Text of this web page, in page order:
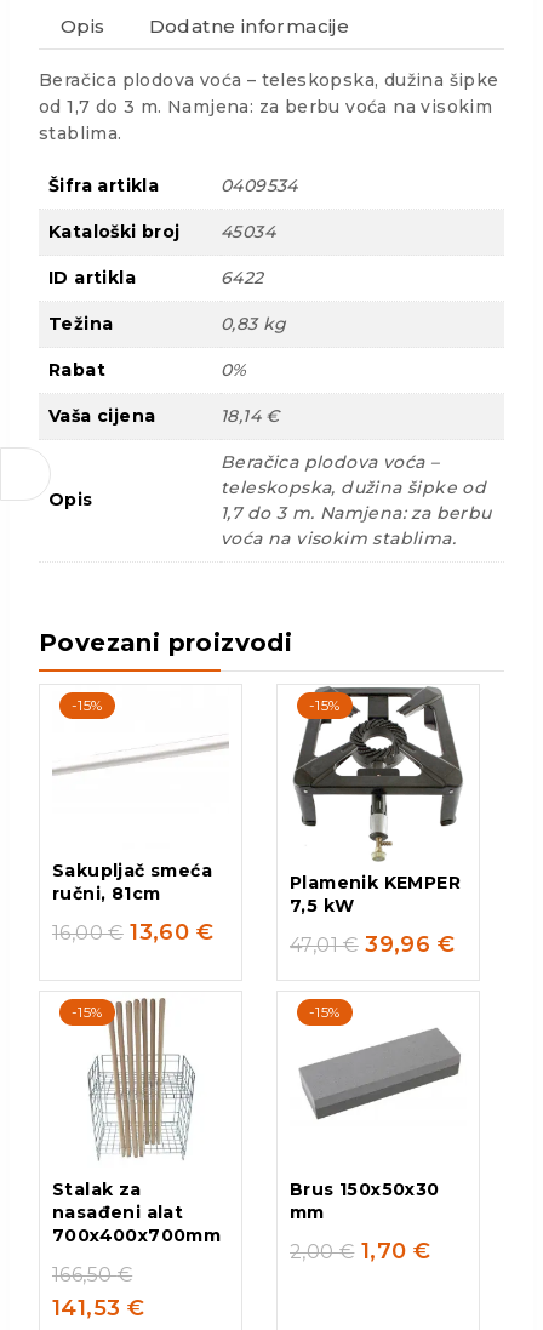
Opis Dodatne informacije
Beračica plodova voća – teleskopska, dužina šipke
od 1,7 do 3 m. Namjena: za berbu voća na visokim
stablima.
Šifra artikla 0409534
Kataloški broj 45034
ID artikla 6422
Težina 0,83 kg
Rabat 0%
Vaša cijena 18,14 €
Opis
Beračica plodova voća –
teleskopska, dužina šipke od
1,7 do 3 m. Namjena: za berbu
voća na visokim stablima.
Povezani proizvodi
-15%
Sakupljač smeća
ručni, 81cm
16,00€ 13,60 €
-15%
Plamenik KEMPER
7,5 kW
47,01€ 39,96 €
-15%
Stalak za
nasađeni alat
700x400x700mm
166,50€
141,53 €
-15%
Brus 150x50x30
mm
2,00€ 1,70 €